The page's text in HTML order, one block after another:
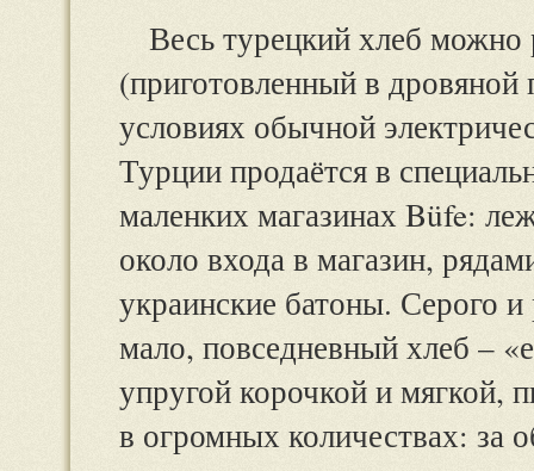
Весь турецкий хлеб можно
(приготовленный в
условиях обычной
Турции продаётся в
маленких магазинах Büfe:
около входа в магазин,
украинские батоны. Серого
мало, повседневный хлеб –
упругой корочкой и мягкой,
в огромных количествах: